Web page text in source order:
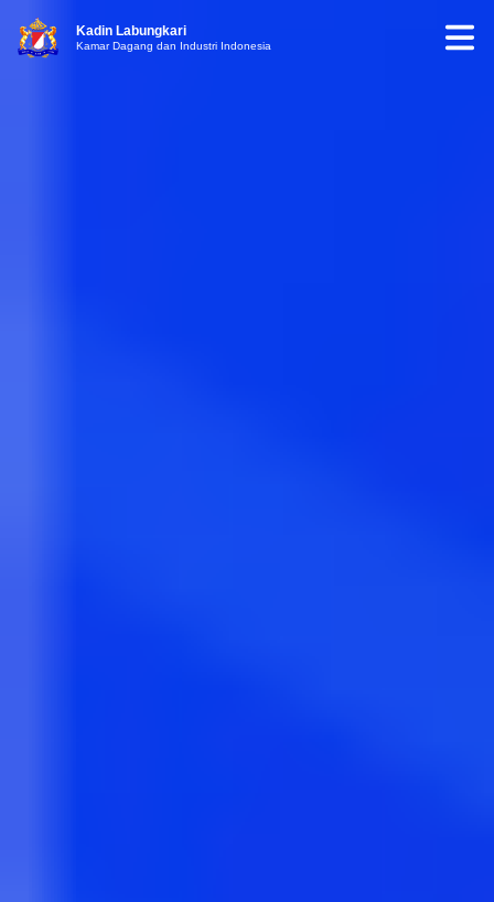
Kadin Labungkari
Kamar Dagang dan Industri Indonesia